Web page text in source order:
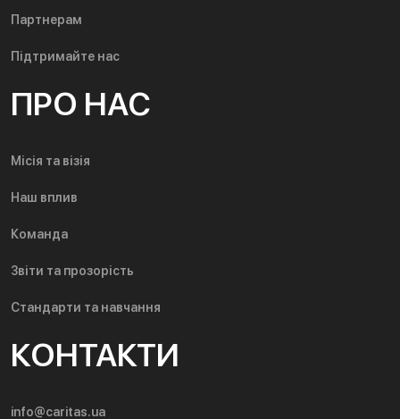
Партнерам
Підтримайте нас
ПРО НАС
Місія та візія
Наш вплив
Команда
Звіти та прозорість
Стандарти та навчання
КОНТАКТИ
info@caritas.ua